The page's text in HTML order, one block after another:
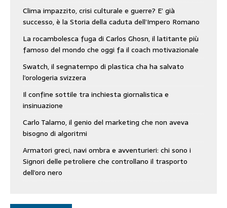
Clima impazzito, crisi culturale e guerre? E’ già
successo, è la Storia della caduta dell’Impero Romano
La rocambolesca fuga di Carlos Ghosn, il latitante più
famoso del mondo che oggi fa il coach motivazionale
Swatch, il segnatempo di plastica cha ha salvato
l’orologeria svizzera
Il confine sottile tra inchiesta giornalistica e
insinuazione
Carlo Talamo, il genio del marketing che non aveva
bisogno di algoritmi
Armatori greci, navi ombra e avventurieri: chi sono i
Signori delle petroliere che controllano il trasporto
dell’oro nero